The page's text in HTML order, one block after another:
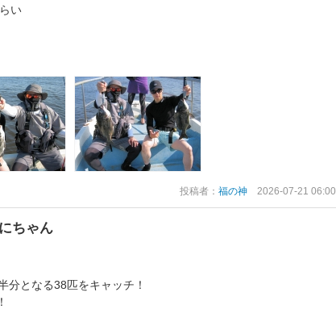
い
投稿者： 福の神 2026-07-21 06:00
ちゃん
分となる38匹をキャッチ！